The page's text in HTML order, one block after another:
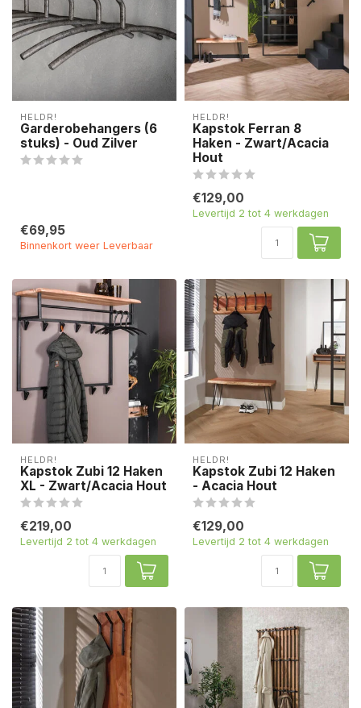
HELDR!
Garderobehangers (6
stuks) - Oud Zilver
€69,95
Binnenkort weer Leverbaar
HELDR!
Kapstok Ferran 8
Haken - Zwart/Acacia
Hout
€129,00
Levertijd 2 tot 4 werkdagen
HELDR!
Kapstok Zubi 12 Haken
XL - Zwart/Acacia Hout
€219,00
Levertijd 2 tot 4 werkdagen
HELDR!
Kapstok Zubi 12 Haken
- Acacia Hout
€129,00
Levertijd 2 tot 4 werkdagen